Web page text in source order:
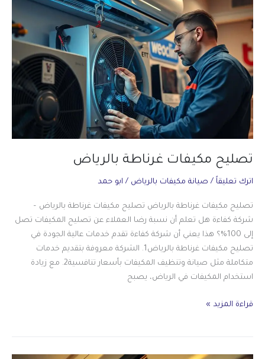
تصليح مكيفات غرناطة بالرياض
اترك تعليقاً / صيانة مكيفات بالرياض / ابو حمد
تصليح مكيفات غرناطة بالرياض تصليح مكيفات غرناطة بالرياض –
شركة كفاءة هل تعلم أن نسبة رضا العملاء عن تصليح المكيفات تصل
إلى 100%؟ هذا يعني أن شركة كفاءة تقدم خدمات عالية الجودة في
تصليح مكيفات غرناطة بالرياض1. الشركة معروفة بتقديم خدمات
متكاملة مثل صيانة وتنظيف المكيفات بأسعار تنافسية2. مع زيادة
استخدام المكيفات في الرياض، يصبح
تصليح
قراءة المزيد »